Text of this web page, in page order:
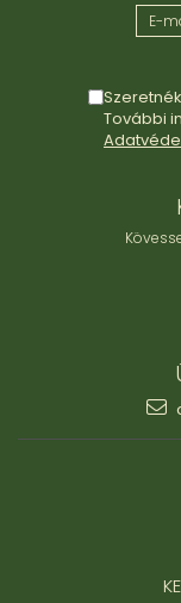
További